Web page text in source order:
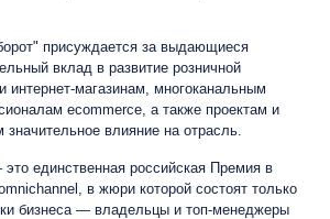
присуждается за выдающиеся
вклад в развитие розничной
интернет-магазинам, многоканальным
ecommerce, а также проектам и
влияние на отрасль.
единственная российская Премия в
в жюри которой состоят только
бизнеса — владельцы и топ-менеджеры